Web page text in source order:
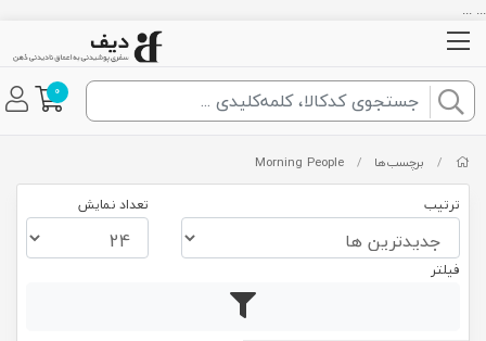
... ...
0
/ برچسب‌ها /
Morning People
ترتیب تعداد نمایش
فیلتر